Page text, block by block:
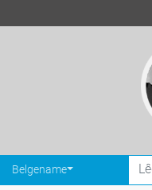
Belgename